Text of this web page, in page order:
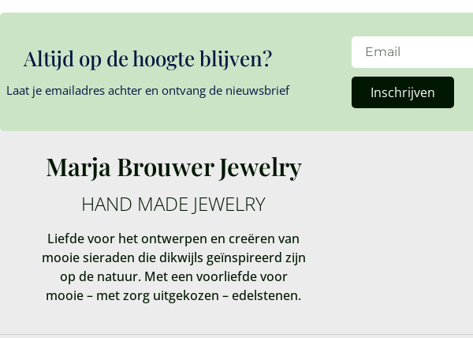
Altijd op de hoogte blijven?
Laat je emailadres achter en ontvang de nieuwsbrief Inschrijven
Marja Brouwer Jewelry
HAND MADE JEWELRY
Liefde voor het ontwerpen en creëren van
mooie sieraden die dikwijls geïnspireerd zijn
op de natuur. Met een voorliefde voor
mooie – met zorg uitgekozen – edelstenen.